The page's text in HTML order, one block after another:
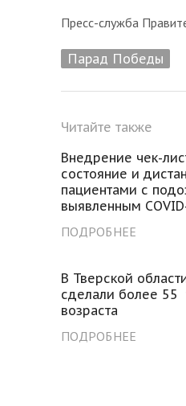
Пресс-служба
Парад Победы
Читайте также
Внедрение чек-
состояние и
пациентами с
выявленным
ПОДРОБНЕЕ
В Тверской
сделали более 55
возраста
ПОДРОБНЕЕ